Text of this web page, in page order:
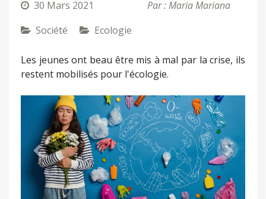
30 Mars 2021
Par : Maria Mariana
Société
Ecologie
Les jeunes ont beau être mis à mal par la crise, ils
restent mobilisés pour l'écologie.
Précédent Suivant